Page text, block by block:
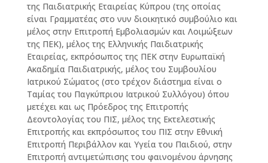
της Παιδιατρικής Εταιρείας Κύπρου (της οποίας
είναι Γραμματέας στο νυν διοικητικό συμβούλιο και
μέλος στην Επιτροπή Εμβολιασμών και Λοιμώξεων
της ΠΕΚ), μέλος της Ελληνικής Παιδιατρικής
Εταιρείας, εκπρόσωπος της ΠΕΚ στην Ευρωπαϊκή
Ακαδημία Παιδιατρικής, μέλος του Συμβουλίου
Ιατρικού Σώματος (στο τρέχον διάστημα είναι ο
Ταμίας του Παγκύπριου Ιατρικού Συλλόγου) όπου
μετέχει και ως Πρόεδρος της Επιτροπής
Δεοντολογίας του ΠΙΣ, μέλος της Εκτελεστικής
Επιτροπής και εκπρόσωπος του ΠΙΣ στην Εθνική
Επιτροπή Περιβάλλον και Υγεία του Παιδιού, στην
Επιτροπή αντιμετώπισης του φαινομένου άρνησης